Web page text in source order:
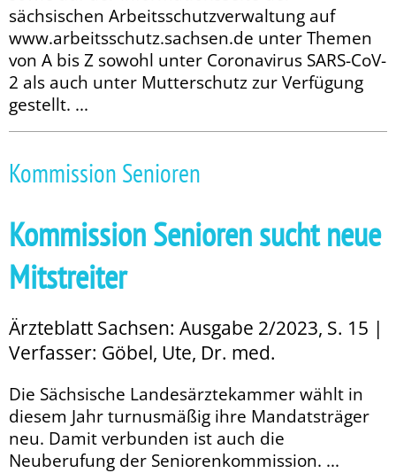
sächsischen Arbeitsschutzverwaltung auf
www.arbeitsschutz.sachsen.de unter Themen
von A bis Z sowohl unter Coronavirus SARS-CoV-
2 als auch unter Mutterschutz zur Verfügung
gestellt. ...
Kommission Senioren
Kommission Senioren sucht neue
Mitstreiter
Ärzteblatt Sachsen: Ausgabe 2/2023, S. 15 |
Verfasser: Göbel, Ute, Dr. med.
Die Sächsische Landesärztekammer wählt in
diesem Jahr turnusmäßig ihre Mandatsträger
neu. Damit verbunden ist auch die
Neuberufung der Seniorenkommission. ...